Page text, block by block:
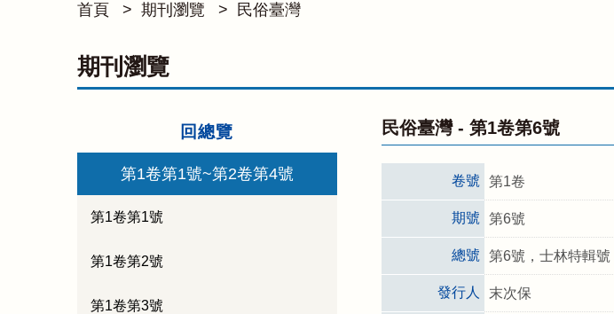
首頁 > 期刊瀏覽 > 民俗臺灣
期刊瀏覽
回總覽
第1卷第1號~第2卷第4號
第1卷第1號
第1卷第2號
第1卷第3號
民俗臺灣 - 第1卷第6號
卷號 第1卷
期號 第6號
總號 第6號，士林特輯號
發行人 末次保